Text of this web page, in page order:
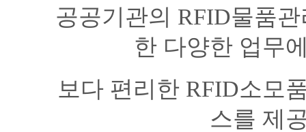
공공기관의 RFID물품
한 다양한 업무
보다 편리한 RFID소모
스를 제